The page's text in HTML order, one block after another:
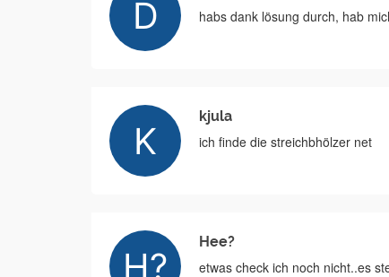
habs dank lösung durch, hab
kjula
ich finde die streichbhölzer net
Hee?
etwas check ich noch nicht..es